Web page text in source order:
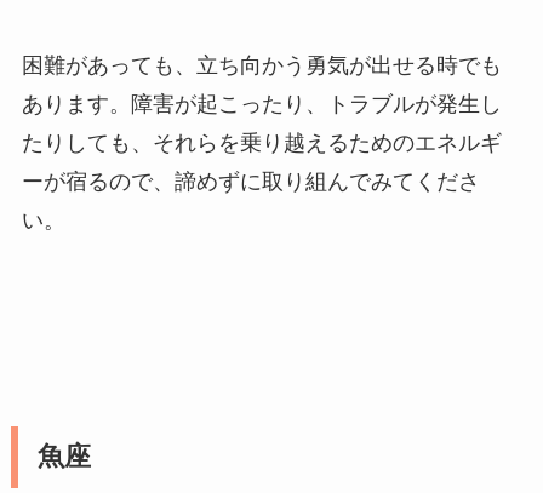
困難があっても、立ち向かう勇気が出せる時でも
あります。障害が起こったり、トラブルが発生し
たりしても、それらを乗り越えるためのエネルギ
ーが宿るので、諦めずに取り組んでみてくださ
い。
魚座